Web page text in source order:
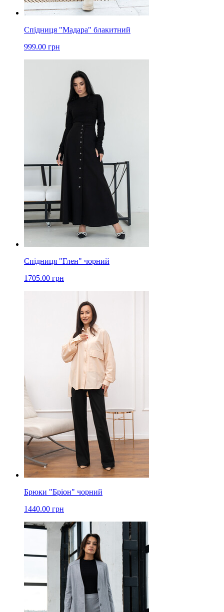
Спідниця "Мадара" блакитний
999.00 грн
Спідниця "Глен" чорний
1705.00 грн
Брюки "Бріон" чорний
1440.00 грн